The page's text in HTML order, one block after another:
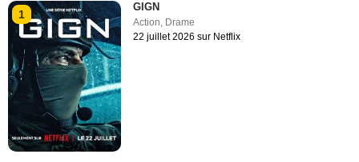
1
GIGN
Action, Drame
22 juillet 2026 sur Netflix